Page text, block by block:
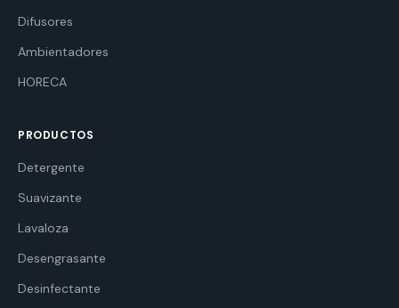
Difusores
Ambientadores
HORECA
PRODUCTOS
Detergente
Suavizante
Lavaloza
Desengrasante
Desinfectante